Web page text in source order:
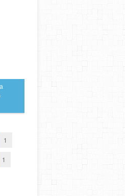
1
1